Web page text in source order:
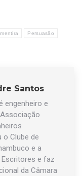
mentira Persuasão
Santos
engenheiro e
o Clube de
e a
Escritores e faz
da Câmara